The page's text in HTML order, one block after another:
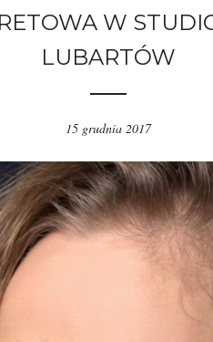
W
LUBARTÓW
15 grudnia 2017